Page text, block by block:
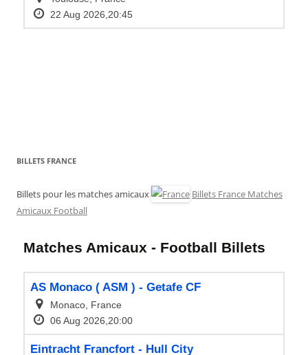
BILLETS FRANCE
Billets pour les matches amicaux
Billets France Matches
Amicaux Football